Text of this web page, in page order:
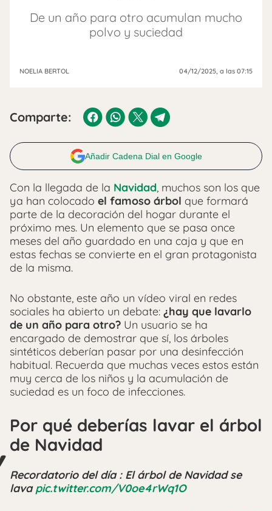
De un año para otro acumulan mucho
polvo y suciedad
NOELIA BERTOL 04/12/2025, a las 07:15
Comparte:
Añadir Cadena Dial en Google
Con la llegada de la Navidad, muchos son los que
ya han colocado el famoso árbol que formará
parte de la decoración del hogar durante el
próximo mes. Un elemento que se pasa once
meses del año guardado en una caja y que en
estas fechas se convierte en el gran protagonista
de la misma.
No obstante, este año un vídeo viral en redes
sociales ha abierto un debate: ¿hay que lavarlo
de un año para otro? Un usuario se ha
encargado de demostrar que sí, los árboles
sintéticos deberían pasar por una desinfección
habitual. Recuerda que muchas veces estos están
muy cerca de los niños y la acumulación de
suciedad es un foco de infecciones.
Por qué deberías lavar el árbol
de Navidad
Recordatorio del día : El árbol de Navidad se
lavapic.twitter.com/V0oe4rWq1O